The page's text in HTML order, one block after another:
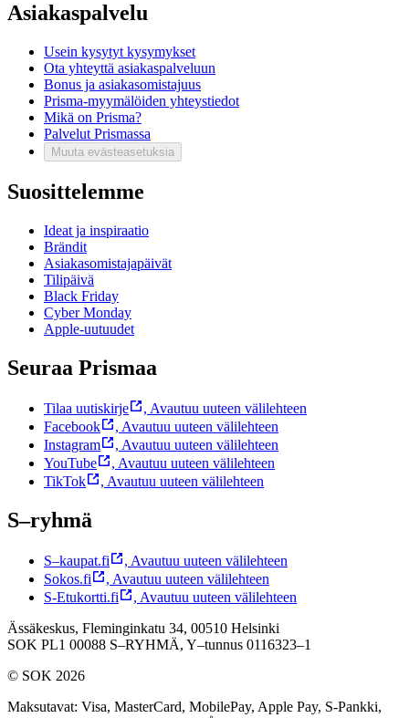
Asiakaspalvelu
Usein kysytyt kysymykset
Ota yhteyttä asiakaspalveluun
Bonus ja asiakasomistajuus
Prisma-myymälöiden yhteystiedot
Mikä on Prisma?
Palvelut Prismassa
Muuta evästeasetuksia
Suosittelemme
Ideat ja inspiraatio
Brändit
Asiakasomistajapäivät
Tilipäivä
Black Friday
Cyber Monday
Apple-uutuudet
Seuraa Prismaa
Tilaa uutiskirje , Avautuu uuteen välilehteen
Facebook
, Avautuu uuteen välilehteen
Instagram
, Avautuu uuteen välilehteen
YouTube
, Avautuu uuteen välilehteen
TikTok
, Avautuu uuteen välilehteen
S–ryhmä
S–kaupat.fi , Avautuu uuteen välilehteen
Sokos.fi
, Avautuu uuteen välilehteen
S-Etukortti.fi
, Avautuu uuteen välilehteen
Ässäkeskus, Fleminginkatu 34, 00510 Helsinki
SOK PL1 00088 S–RYHMÄ, Y–tunnus 0116323–1
© SOK 2026
Maksutavat: Visa, MasterCard, MobilePay, Apple Pay, S-Pankki,